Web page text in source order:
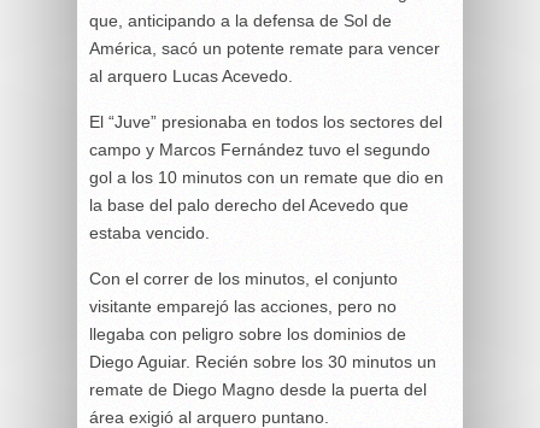
que, anticipando a la defensa de Sol de
América, sacó un potente remate para vencer
al arquero Lucas Acevedo.
El “Juve” presionaba en todos los sectores del
campo y Marcos Fernández tuvo el segundo
gol a los 10 minutos con un remate que dio en
la base del palo derecho del Acevedo que
estaba vencido.
Con el correr de los minutos, el conjunto
visitante emparejó las acciones, pero no
llegaba con peligro sobre los dominios de
Diego Aguiar. Recién sobre los 30 minutos un
remate de Diego Magno desde la puerta del
área exigió al arquero puntano.